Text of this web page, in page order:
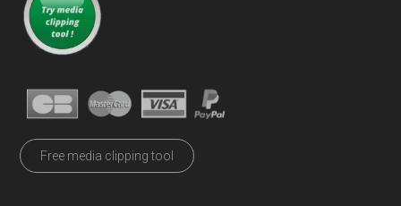
Free media clipping tool